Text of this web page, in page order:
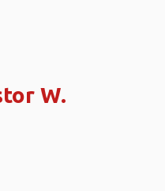
W.